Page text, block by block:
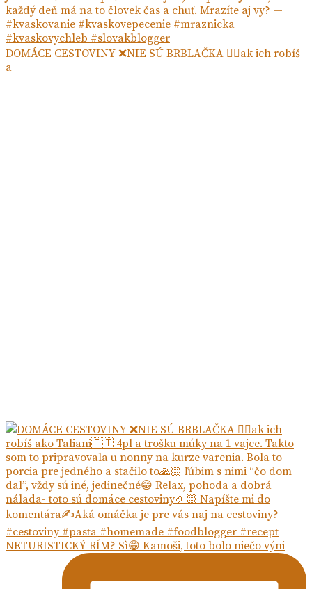
DOMÁCE CESTOVINY ❌NIE SÚ BRBLAČKA ☝🏻ak ich robíš
a
NETURISTICKÝ RÍM? Sì😁 Kamoši, toto bolo niečo výni